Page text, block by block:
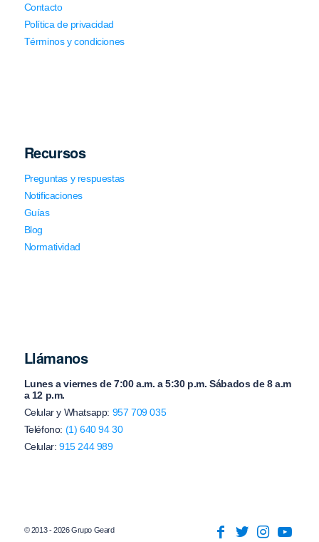
Contacto
Política de privacidad
Términos y condiciones
Recursos
Preguntas y respuestas
Notificaciones
Guías
Blog
Normatividad
Llámanos
Lunes a viernes de 7:00 a.m. a 5:30 p.m. Sábados de 8 a.m
a 12 p.m.
Celular y Whatsapp: 957 709 035
Teléfono: (1) 640 94 30
Celular: 915 244 989
© 2013 - 2026 Grupo Geard